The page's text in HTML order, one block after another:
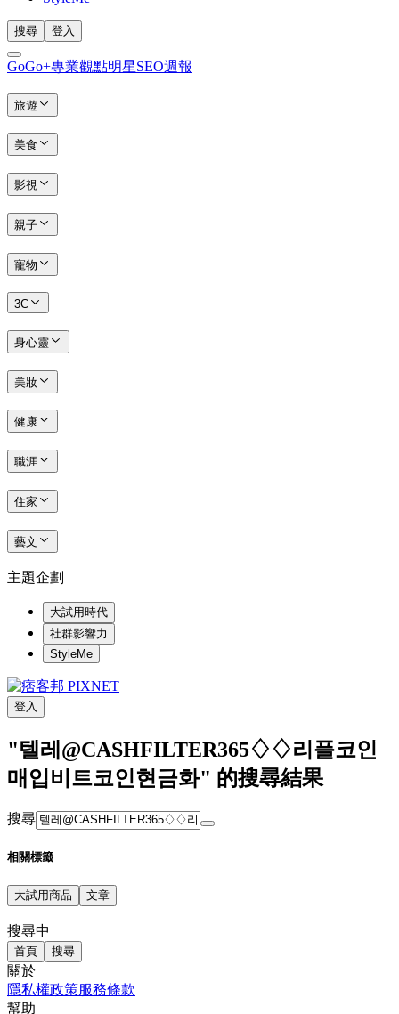
搜尋 登入
GoGo+專業觀點明星SEO週報
旅遊
美食
影視
親子
寵物
3C
身心靈
美妝
健康
職涯
住家
藝文
主題企劃
大試用時代
社群影響力
StyleMe
登入
"텔레@CASHFILTER365♢♢리플코인
매입비트코인현금화" 的搜尋結果
搜尋
相關標籤
大試用商品 文章
搜尋中
首頁 搜尋
關於
隱私權政策服務條款
幫助